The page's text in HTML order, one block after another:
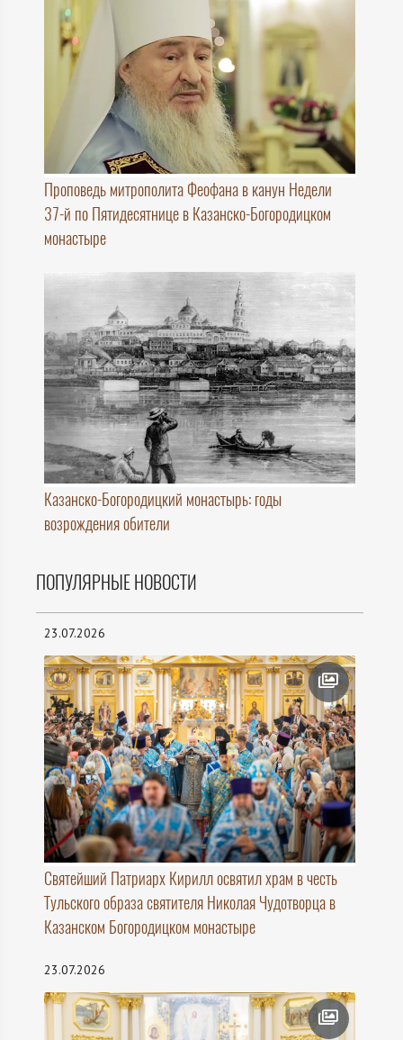
Проповедь митрополита Феофана в канун Недели
37-й по Пятидесятнице в Казанско-Богородицком
монастыре
Казанско-Богородицкий монастырь: годы
возрождения обители
ПОПУЛЯРНЫЕ НОВОСТИ
23.07.2026
Святейший Патриарх Кирилл освятил храм в честь
Тульского образа святителя Николая Чудотворца в
Казанском Богородицком монастыре
23.07.2026